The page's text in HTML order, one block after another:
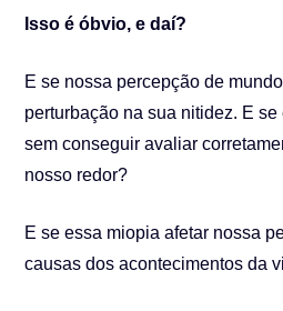
Isso é óbvio, e daí?
E se nossa percepção de
perturbação na sua nitidez. E
sem conseguir avaliar
nosso redor?
E se essa miopia afetar nossa
causas dos acontecimentos da